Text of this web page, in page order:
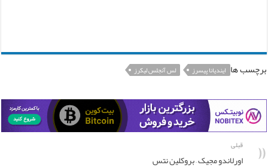
برچسب ها ایندیانا پیسرز لس آنجلس لیکرز
قبلی
اورلاندو مجیک – بروکلین نتس